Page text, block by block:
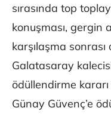
sırasında top
konuşması, gergin
karşılaşma sonrası
Galatasaray
ödüllendirme kararı
Günay Güvenç’e